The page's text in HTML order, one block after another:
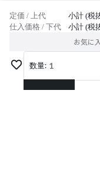
定価 / 上代 小計 (税
仕入価格 / 下代 小計 (税
お気に
数量: 1
1